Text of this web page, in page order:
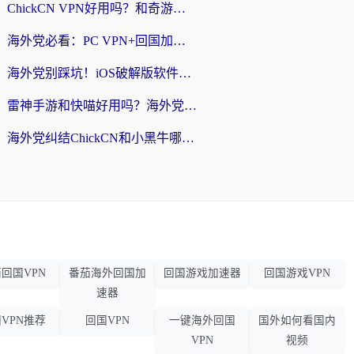
ChickCN VPN好用吗？和奇游手游VPN对比哪个回国效果更好？海外党亲测实用指南
海外党必看：PC VPN+回国加速器怎么选？无缝访问国内资源全攻略
海外党别踩坑！iOS破解版软件不可靠？教你选对回国加速器无缝看国内资源
雷神手游和快喵好用吗？海外党亲测5款回国加速器，附斧牛Bling对比+微信视频号解决办法
海外党纠结ChickCN和小黑牛哪个好？一篇帮你选对回国加速器的实用指南
国VPN
番茄海外回国加
速器
回国游戏加速器 回国游戏VPN
推荐 回国VPN
一键海外回国
VPN
国外如何看国内
视频